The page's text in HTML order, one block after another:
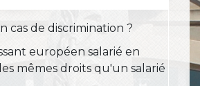
cas de discrimination ?
européen salarié en
mêmes droits qu'un salarié